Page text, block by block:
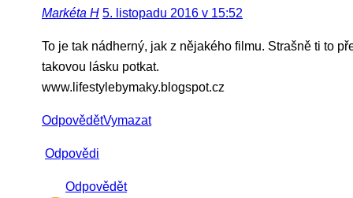
Markéta H 5. listopadu 2016 v 15:52
To je tak nádherný, jak z nějakého filmu. Strašně ti to
takovou lásku potkat.
www.lifestylebymaky.blogspot.cz
OdpovědětVymazat
Odpovědi
Odpovědět